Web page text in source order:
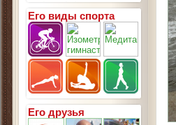
Его виды спорта
Его друзья